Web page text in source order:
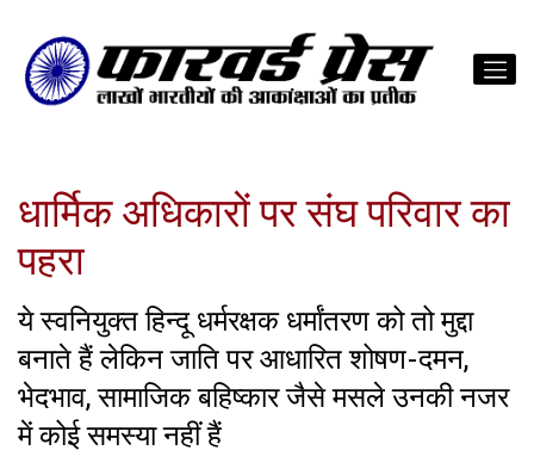
धार्मिक अधिकारों पर संघ परिवार का
पहरा
ये स्वनियुक्त हिन्दू धर्मरक्षक धर्मांतरण को तो मुद्दा
बनाते हैं लेकिन जाति पर आधारित शोषण-दमन,
भेदभाव, सामाजिक बहिष्कार जैसे मसले उनकी नजर
में कोई समस्या नहीं हैं